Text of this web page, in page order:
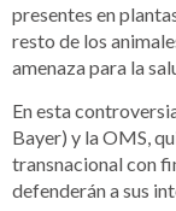
presentes en
resto de los
amenaza para la
En esta
Bayer) y la OMS,
transnacional con
defenderán a sus